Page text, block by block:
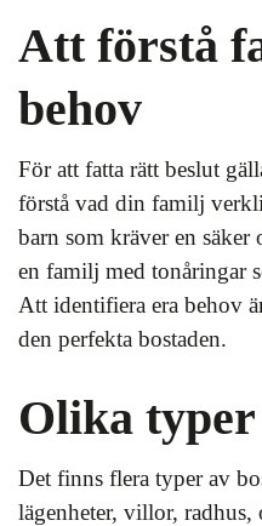
Att förstå
behov
För att fatta rätt beslut
förstå vad din familj
barn som kräver en
en familj med tonåringar
Att identifiera era behov
den perfekta bostaden.
Olika
Det finns flera typer av
lägenheter, villor, radhus,